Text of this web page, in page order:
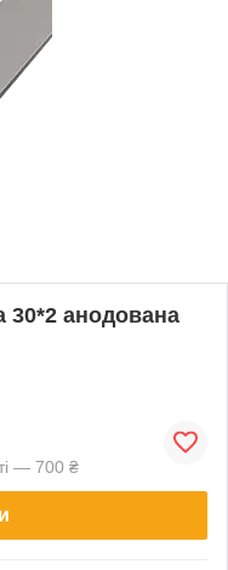
30*2 анодована
— 700 ₴